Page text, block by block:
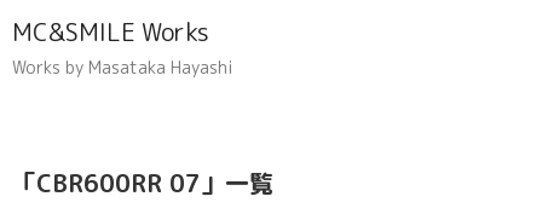
MC&SMILE Works
Works by Masataka Hayashi
「CBR600RR 07 」 一覧